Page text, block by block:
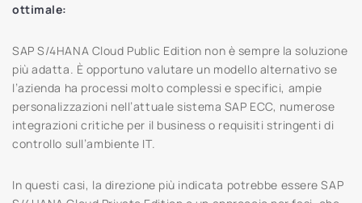
ottimale:
SAP S/4HANA Cloud Public Edition non è sempre la soluzione
più adatta. È opportuno valutare un modello alternativo se
l’azienda ha processi molto complessi e specifici, ampie
personalizzazioni nell’attuale sistema SAP ECC, numerose
integrazioni critiche per il business o requisiti stringenti di
controllo sull’ambiente IT.
In questi casi, la direzione più indicata potrebbe essere SAP